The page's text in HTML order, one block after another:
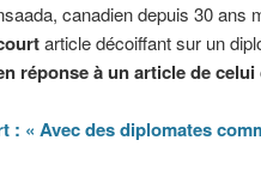
canadien depuis 30 ans
article décoiffant sur un
réponse à un article de
: « Avec des diplomates